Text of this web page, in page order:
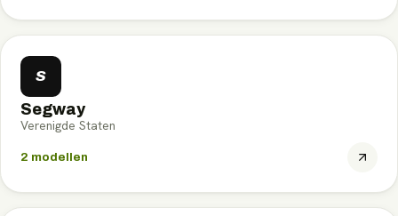
S
Segway
Verenigde Staten
2 modellen